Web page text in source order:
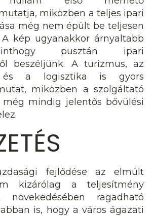
miközben a teljes ipari
még nem épült be teljesen
kép ugyanakkor árnyaltabb
pusztán ipari
beszéljünk. A turizmus, az
és a logisztika is gyors
miközben a szolgáltató
még mindig jelentős bővülési
fejlődése az elmúlt
kizárólag a teljesítmény
növekedésében ragadható
is, hogy a város ágazati